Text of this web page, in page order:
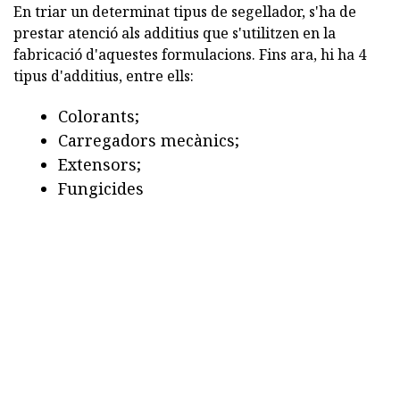
En triar un determinat tipus de segellador, s'ha de
prestar atenció als additius que s'utilitzen en la
fabricació d'aquestes formulacions. Fins ara, hi ha 4
tipus d'additius, entre ells:
Colorants;
Carregadors mecànics;
Extensors;
Fungicides